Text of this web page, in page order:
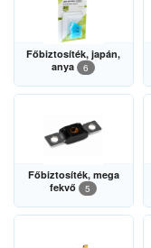
Főbiztosíték, japán,
anya
6
Főbiztosíték, mega
fekvő
5